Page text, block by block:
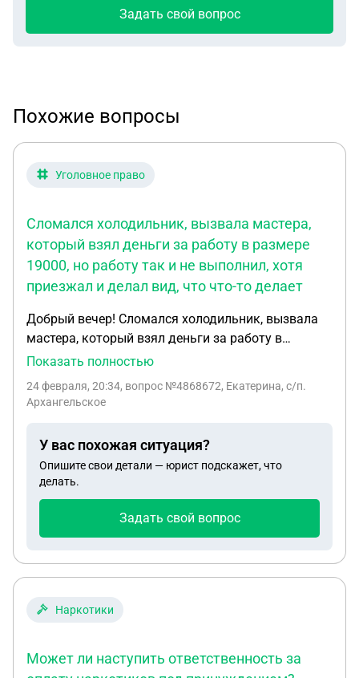
Задать свой вопрос
Похожие вопросы
Уголовное право
Сломался холодильник, вызвала мастера,
который взял деньги за работу в размере
19000, но работу так и не выполнил, хотя
приезжал и делал вид, что что-то делает
Добрый вечер! Сломался холодильник, вызвала
мастера, который взял деньги за работу в
размере 19000, но работу так и не выполнил, хотя
сказал, что холодильник не отремонтировать.
дела отказано за отсутствием состава
преступления. Теперь надо подать в суд на
возврат денег, на компенсацию, на ущерб,
размеры сумм я незнаю как высчитать.
Помогите, пожалуйста
Показать полностью
24 февраля, 20:34, вопрос №4868672, Екатерина, с/п.
Архангельское
У вас похожая ситуация?
Опишите свои детали — юрист подскажет, что
делать.
Задать свой вопрос
Наркотики
Может ли наступить ответственность за